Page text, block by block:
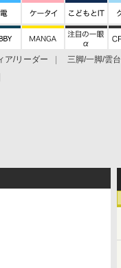
ア/リーダー 三脚/一脚/雲台